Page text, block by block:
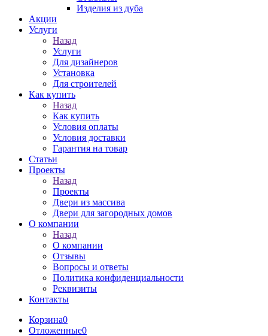
Изделия из дуба
Акции
Услуги
Назад
Услуги
Для дизайнеров
Установка
Для строителей
Как купить
Назад
Как купить
Условия оплаты
Условия доставки
Гарантия на товар
Статьи
Проекты
Назад
Проекты
Двери из массива
Двери для загородных домов
О компании
Назад
О компании
Отзывы
Вопросы и ответы
Политика конфиденциальности
Реквизиты
Контакты
Корзина0
Отложенные0